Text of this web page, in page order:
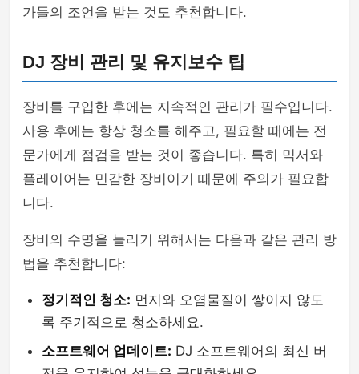
가들의 조언을 받는 것도 추천합니다.
DJ 장비 관리 및 유지보수 팁
장비를 구입한 후에는 지속적인 관리가 필수입니다.
사용 후에는 항상 청소를 해주고, 필요할 때에는 전
문가에게 점검을 받는 것이 좋습니다. 특히 믹서와
플레이어는 민감한 장비이기 때문에 주의가 필요합
니다.
장비의 수명을 늘리기 위해서는 다음과 같은 관리 방
법을 추천합니다:
정기적인 청소: 먼지와 오염물질이 쌓이지 않도
록 주기적으로 청소하세요.
소프트웨어 업데이트: DJ 소프트웨어의 최신 버